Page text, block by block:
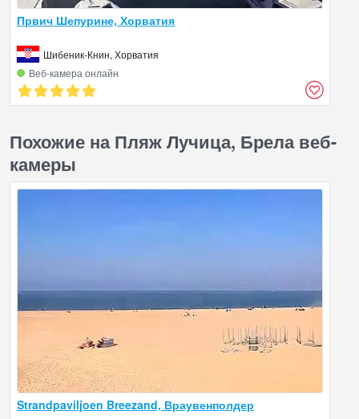
Првич Шепурине, Хорватия
Шибеник-Книн, Хорватия
Веб‑камера онлайн
Похожие на Пляж Лучица, Брела веб-
камеры
Strandpaviljoen Breezand, Враувенполдер